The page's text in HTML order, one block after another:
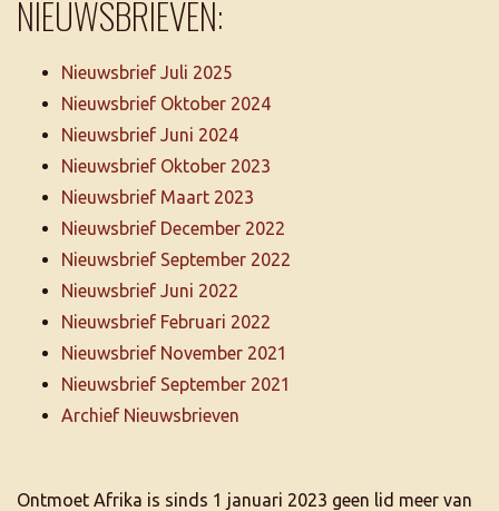
NIEUWSBRIEVEN:
Nieuwsbrief Juli 2025
Nieuwsbrief Oktober 2024
Nieuwsbrief Juni 2024
Nieuwsbrief Oktober 2023
Nieuwsbrief Maart 2023
Nieuwsbrief December 2022
Nieuwsbrief September 2022
Nieuwsbrief Juni 2022
Nieuwsbrief Februari 2022
Nieuwsbrief November 2021
Nieuwsbrief September 2021
Archief Nieuwsbrieven
Ontmoet Afrika is sinds 1 januari 2023 geen lid meer van